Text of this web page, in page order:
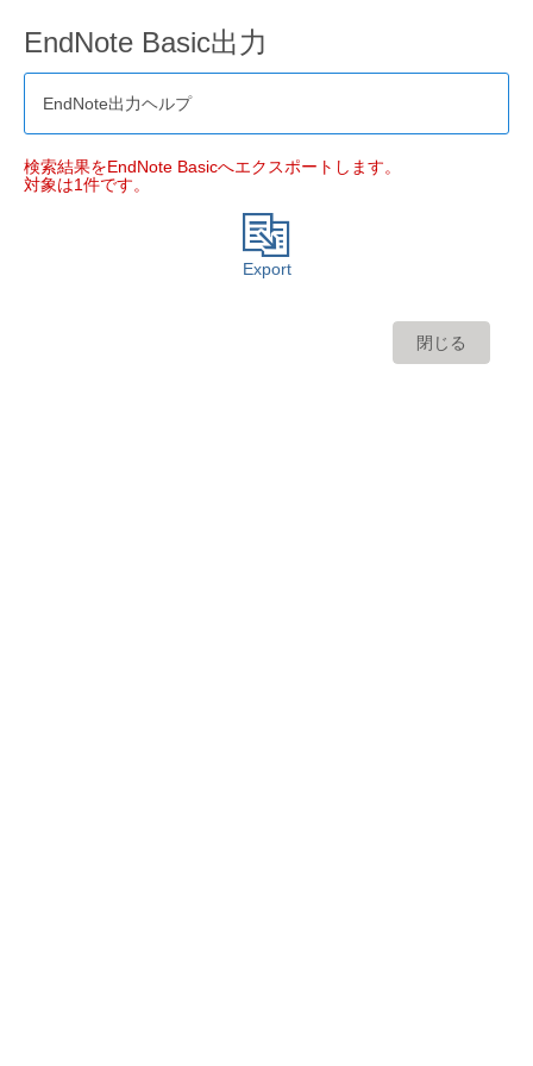
EndNote Basic出力
EndNote出力ヘルプ
検索結果をEndNote Basicへエクスポートします。
対象は1件です。
Export